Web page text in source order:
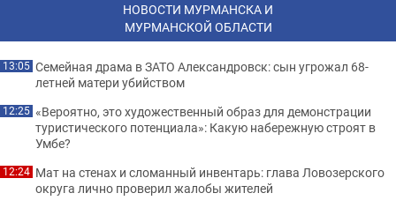
НОВОСТИ МУРМАНСКА И
МУРМАНСКОЙ ОБЛАСТИ
13:05 Семейная драма в ЗАТО Александровск: сын угрожал 68-
летней матери убийством
12:25 «Вероятно, это художественный образ для демонстрации
туристического потенциала»: Какую набережную строят в
Умбе?
12:24 Мат на стенах и сломанный инвентарь: глава Ловозерского
округа лично проверил жалобы жителей